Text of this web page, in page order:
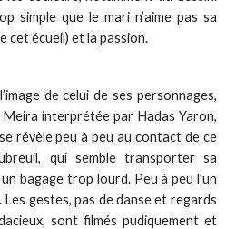
simple que le mari n’aime pas sa
cet écueil) et la passion.
de celui de ses personnages,
Meira interprétée par Hadas Yaron,
révèle peu à peu au contact de ce
qui semble transporter sa
bagage trop lourd. Peu à peu l’un
gestes, pas de danse et regards
sont filmés pudiquement et